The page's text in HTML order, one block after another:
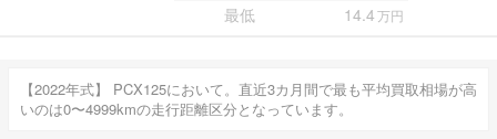
最低 14.4万円
【2022年式】 PCX125において。直近3カ月間で最も平均買取相場が高
いのは0〜4999kmの走行距離区分となっています。